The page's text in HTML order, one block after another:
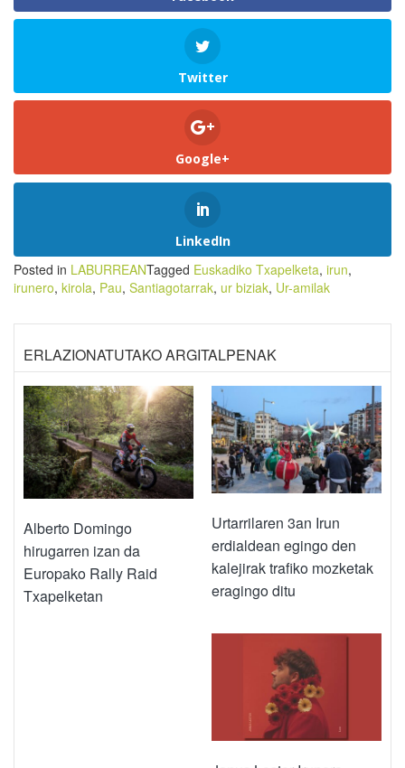
Twitter
Google+
LinkedIn
Posted in LABURREANTagged Euskadiko Txapelketa, irun,
irunero, kirola, Pau, Santiagotarrak, ur biziak, Ur-amilak
ERLAZIONATUTAKO ARGITALPENAK
Alberto Domingo
hirugarren izan da
Europako Rally Raid
Txapelketan
Urtarrilaren 3an Irun
erdialdean egingo den
kalejirak trafiko mozketak
eragingo ditu